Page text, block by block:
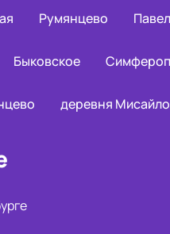
Румянцево
Быковское
деревня